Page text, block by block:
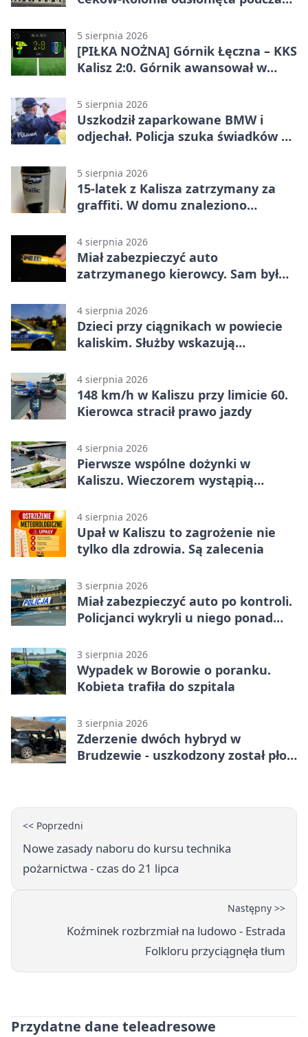
5 sierpnia 2026
[PIŁKA NOŻNA] Górnik Łęczna – KKS
Kalisz 2:0. Górnik awansował w
5 sierpnia 2026
Uszkodził zaparkowane BMW i
odjechał. Policja szuka świadków w
5 sierpnia 2026
15-latek z Kalisza zatrzymany za
graffiti. W domu znaleziono
4 sierpnia 2026
Miał zabezpieczyć auto
zatrzymanego kierowcy. Sam był
4 sierpnia 2026
Dzieci przy ciągnikach w powiecie
kaliskim. Służby wskazują
4 sierpnia 2026
148 km/h w Kaliszu przy limicie 60.
Kierowca stracił prawo jazdy
4 sierpnia 2026
Pierwsze wspólne dożynki w
Kaliszu. Wieczorem wystąpią
4 sierpnia 2026
Upał w Kaliszu to zagrożenie nie
tylko dla zdrowia. Są zalecenia
3 sierpnia 2026
Miał zabezpieczyć auto po kontroli.
Policjanci wykryli u niego ponad
3 sierpnia 2026
Wypadek w Borowie o poranku.
Kobieta trafiła do szpitala
3 sierpnia 2026
Zderzenie dwóch hybryd w
Brudzewie - uszkodzony został płot
<< Poprzedni
Nowe zasady naboru do kursu technika
pożarnictwa - czas do 21 lipca
Następny >>
Koźminek rozbrzmiał na ludowo - Estrada
Folkloru przyciągnęła tłum
Przydatne dane teleadresowe